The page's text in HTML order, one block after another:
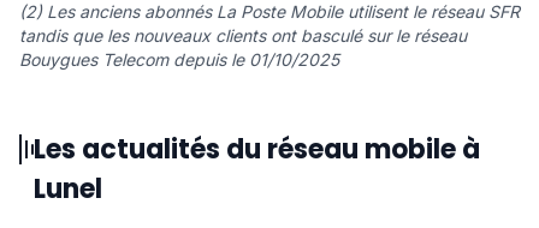
(2) Les anciens abonnés La Poste Mobile utilisent le réseau SFR
tandis que les nouveaux clients ont basculé sur le réseau
Bouygues Telecom depuis le 01/10/2025
Les actualités du réseau mobile à
Lunel